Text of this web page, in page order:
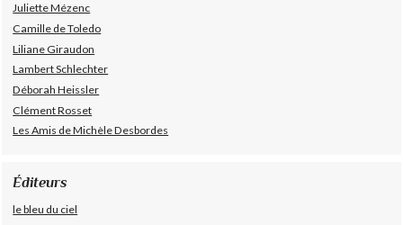
Juliette Mézenc
Camille de Toledo
Liliane Giraudon
Lambert Schlechter
Déborah Heissler
Clément Rosset
Les Amis de Michèle Desbordes
Éditeurs
le bleu du ciel